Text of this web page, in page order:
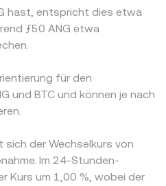
hast, entspricht dies etwa
ƒ50 ANG etwa
für den
und BTC und können je nach
der Wechselkurs von
Im 24-Stunden-
Kurs um 1,00 %, wobei der